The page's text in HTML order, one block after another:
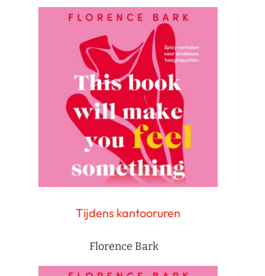
Tijdens kantooruren
Florence Bark